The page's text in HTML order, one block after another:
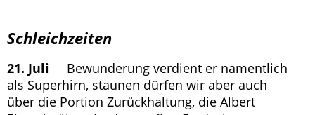
Schleichzeiten
21. Juli Bewunderung verdient er namentlich
als Superhirn, staunen dürfen wir aber auch
über die Portion Zurückhaltung, die Albert